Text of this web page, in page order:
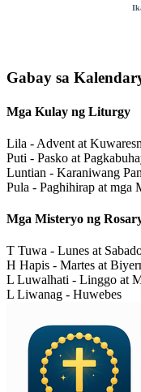
Gabay sa
Mga Kulay ng Liturgy
Lila - Advent at
Puti - Pasko at
Luntian - Karaniwang
Pula - Paghihirap at mga
Mga Misteryo ng
T Tuwa - Lunes at
H Hapis - Martes at
L Luwalhati - Linggo at
L Liwanag - Huwebes